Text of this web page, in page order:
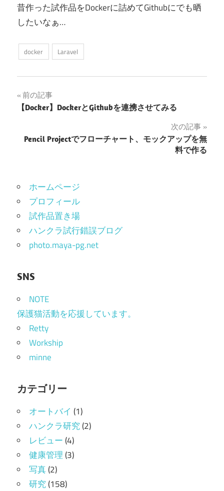
昔作った試作品をDockerに詰めてGithubにでも晒
したいなぁ…
docker Laravel
投
稿
ナ
ー
シ
ョ
ン
前の記事
【Docker】DockerとGithubを連携させてみる
次の記事
Pencil Projectでフローチャート、モックアップを無
料で作る
ホームページ
プロフィール
試作品置き場
ハンクラ試行錯誤ブログ
photo.maya-pg.net
SNS
NOTE
保護猫活動を応援しています。
Retty
Workship
minne
カテゴリー
オートバイ (1)
ハンクラ研究(2)
レビュー(4)
健康管理(3)
写真(2)
研究(158)